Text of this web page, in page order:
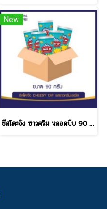
New
ชีสโตะจัง ซาวครีม หลอดบีบ 90 กรัม ราคาส่ง